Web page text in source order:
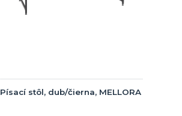
Písací stôl, dub/čierna, MELLORA